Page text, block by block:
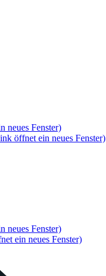
neues Fenster)
öffnet ein neues Fenster)
neues Fenster)
ein neues Fenster)